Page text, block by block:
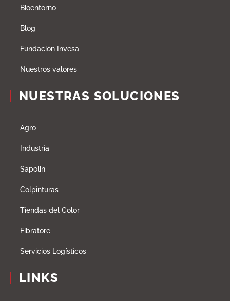
Bioentorno
Blog
Fundación Invesa
Nuestros valores
NUESTRAS SOLUCIONES
Agro
Industria
Sapolin
Colpinturas
Tiendas del Color
Fibratore
Servicios Logísticos
LINKS